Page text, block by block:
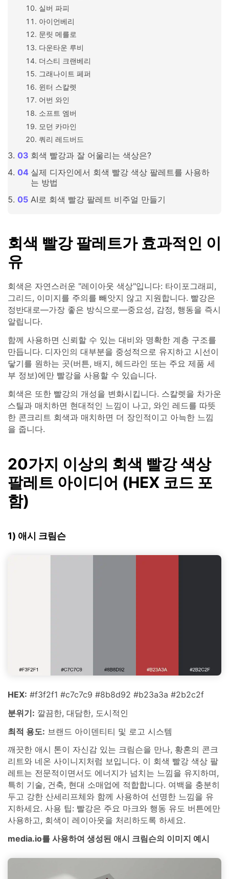
실버 파피
아이언베리
문릿 메를로
다운타운 루비
더스티 크랜베리
그래나이트 페퍼
윈터 스칼렛
어번 와인
소프트 엠버
모던 카마인
쿼리 레드버드
회색 빨강과 잘 어울리는 색상은?
실제 디자인에서 회색 빨강 색상 팔레트를 사용하
는 방법
AI로 회색 빨강 팔레트 비주얼 만들기
회색 빨강 팔레트가 효과적인 이
유
회색은 자연스러운 "레이아웃 색상"입니다: 타이포그래피,
그리드, 이미지를 주의를 빼앗지 않고 지원합니다. 빨강은
정반대로—가장 좋은 방식으로—중요성, 감정, 행동을 즉시
알립니다.
함께 사용하면 신뢰할 수 있는 대비와 명확한 계층 구조를
만듭니다. 디자인의 대부분을 중성적으로 유지하고 시선이
닿기를 원하는 곳(버튼, 배지, 헤드라인 또는 주요 제품 세
부 정보)에만 빨강을 사용할 수 있습니다.
회색은 또한 빨강의 개성을 변화시킵니다. 스칼렛을 차가운
스틸과 매치하면 현대적인 느낌이 나고, 와인 레드를 따뜻
한 콘크리트 회색과 매치하면 더 장인적이고 아늑한 느낌
을 줍니다.
20가지 이상의 회색 빨강 색상
팔레트 아이디어 (HEX 코드 포
함)
1) 애시 크림슨
HEX: #f3f2f1 #c7c7c9 #8b8d92 #b23a3a #2b2c2f
분위기: 깔끔한, 대담한, 도시적인
최적 용도: 브랜드 아이덴티티 및 로고 시스템
깨끗한 애시 톤이 자신감 있는 크림슨을 만나, 황혼의 콘크
리트와 네온 사이니지처럼 보입니다. 이 회색 빨강 색상 팔
레트는 전문적이면서도 에너지가 넘치는 느낌을 유지하며,
특히 기술, 건축, 현대 소매업에 적합합니다. 여백을 충분히
두고 강한 산세리프체와 함께 사용하여 선명한 느낌을 유
지하세요. 사용 팁: 빨강은 주요 마크와 행동 유도 버튼에만
사용하고, 회색이 레이아웃을 처리하도록 하세요.
media.io를 사용하여 생성된 애시 크림슨의 이미지 예시